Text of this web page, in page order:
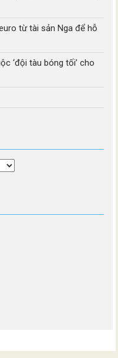
từ tài sản Nga để hỗ
‘đội tàu bóng tối’ cho